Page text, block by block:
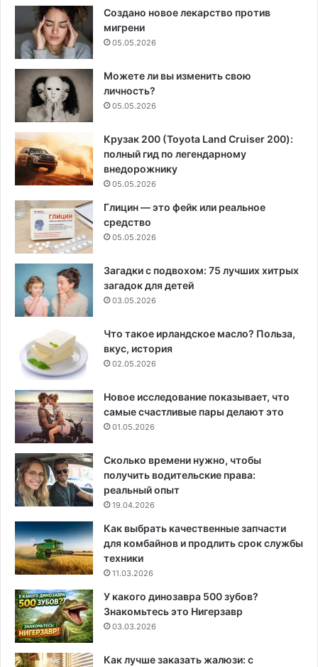
Создано новое лекарство против
мигрени
05.05.2026
Можете ли вы изменить свою
личность?
05.05.2026
Крузак 200 (Toyota Land Cruiser 200):
полный гид по легендарному
внедорожнику
05.05.2026
Глицин — это фейк или реальное
средство
05.05.2026
Загадки с подвохом: 75 лучших хитрых
загадок для детей
03.05.2026
Что такое ирландское масло? Польза,
вкус, история
02.05.2026
Новое исследование показывает, что
самые счастливые пары делают это
01.05.2026
Сколько времени нужно, чтобы
получить водительские права:
реальный опыт
19.04.2026
Как выбрать качественные запчасти
для комбайнов и продлить срок службы
техники
11.03.2026
У какого динозавра 500 зубов?
Знакомьтесь это Нигерзавр
03.03.2026
Как лучше заказать жалюзи: с